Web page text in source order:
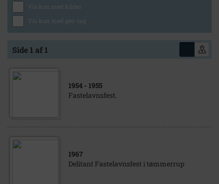
Vis kun med kilder
Vis kun med geo-tag
Side 1 af 1
1954 - 1955
Fastelavnsfest.
1967
Delitant Fastelavnsfest i tømmerrup